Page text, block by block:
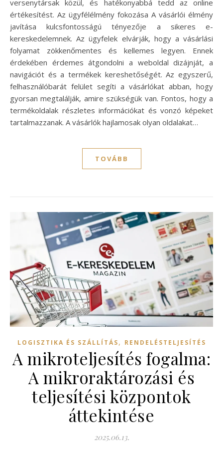
versenytársak közül, és hatékonyabbá tedd az online
értékesítést. Az ügyfélélmény fokozása A vásárlói élmény
javítása kulcsfontosságú tényezője a sikeres e-
kereskedelemnek. Az ügyfelek elvárják, hogy a vásárlási
folyamat zökkenőmentes és kellemes legyen. Ennek
érdekében érdemes átgondolni a weboldal dizájnját, a
navigációt és a termékek kereshetőségét. Az egyszerű,
felhasználóbarát felület segíti a vásárlókat abban, hogy
gyorsan megtalálják, amire szükségük van. Fontos, hogy a
termékoldalak részletes információkat és vonzó képeket
tartalmazzanak. A vásárlók hajlamosak olyan oldalakat…
TOVÁBB
LOGISZTIKA ÉS SZÁLLÍTÁS, RENDELÉSTELJESÍTÉS
A mikroteljesítés fogalma:
A mikroraktározási és
teljesítési központok
áttekintése
2025.06.13.